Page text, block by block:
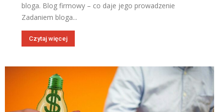
bloga. Blog firmowy – co daje jego prowadzenie
Zadaniem bloga...
Czytaj więcej